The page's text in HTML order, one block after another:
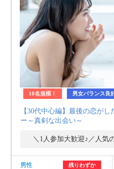
10名規模！ 男女バランス良
【30代中心編】最後の恋が
ー～真剣な出会い～
＼1人参加大歓迎♪／人気
男性 残りわずか